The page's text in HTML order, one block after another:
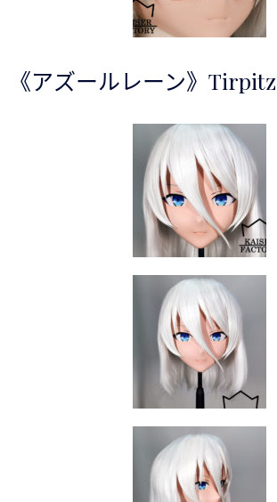
《アズールレーン》Tirpitz